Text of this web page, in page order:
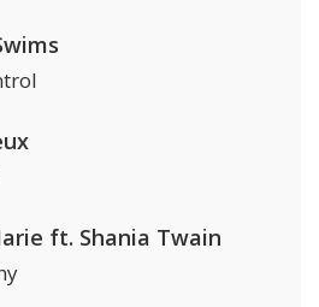
ft. Shania Twain